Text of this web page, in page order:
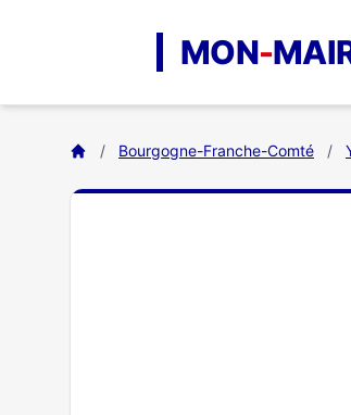
MON-
/ Bourgogne-Franche-Comté /